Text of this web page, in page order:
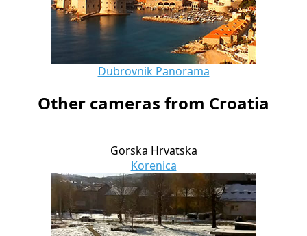
Dubrovnik Panorama
Other cameras from Croatia
Gorska Hrvatska
Korenica